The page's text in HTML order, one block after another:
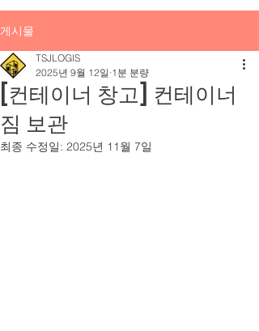
게시물
[컨테이너 창고] 컨테이너
짐 보관
TSJLOGIS
2025년 9월 12일 1분 분량
최종 수정일: 2025년 11월 7일